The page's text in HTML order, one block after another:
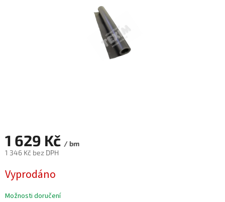
1 629 Kč / bm
1 346 Kč bez DPH
cena:
Vyprodáno
Možnosti doručení